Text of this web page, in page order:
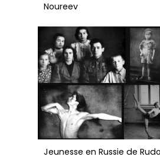
Noureev
Jeunesse en Russie de